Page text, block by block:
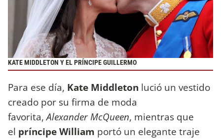
KATE MIDDLETON Y EL PRÍNCIPE GUILLERMO
Para ese día, Kate Middleton lució un vestido
creado por su firma de moda
favorita,Alexander McQueen, mientras que
el príncipe William portó un elegante traje